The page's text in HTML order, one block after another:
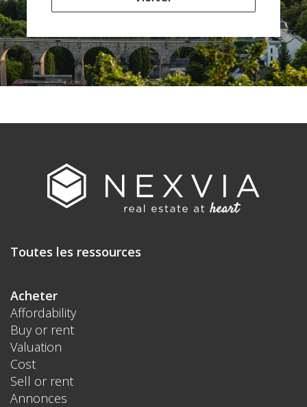
Toutes les ressources
Acheter
Affordability
Buy or rent
Valuation
Cost
Sell or rent
Annonces